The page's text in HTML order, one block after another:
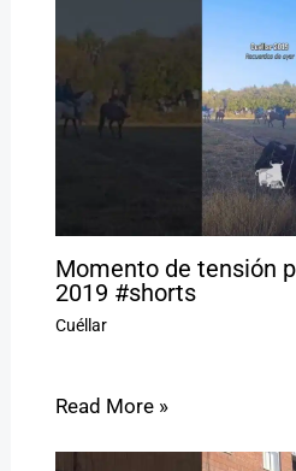
Momento de tensión
2019 #shorts
Cuéllar
Read More »